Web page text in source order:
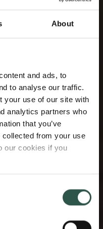
About
and ads, to
to analyse our traffic.
your use of our site with
analytics partners who
that you’ve
collected from your use
our cookies if you